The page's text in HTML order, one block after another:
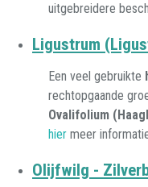
uitgebreidere
Ligustrum
Een veel gebruikte
rechtopgaande
Ovalifolium
hier meer
Olijfwilg -